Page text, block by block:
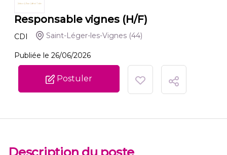
Responsable vignes (H/F)
CDI Saint-Léger-les-Vignes (44)
Publiée le 26/06/2026
Postuler